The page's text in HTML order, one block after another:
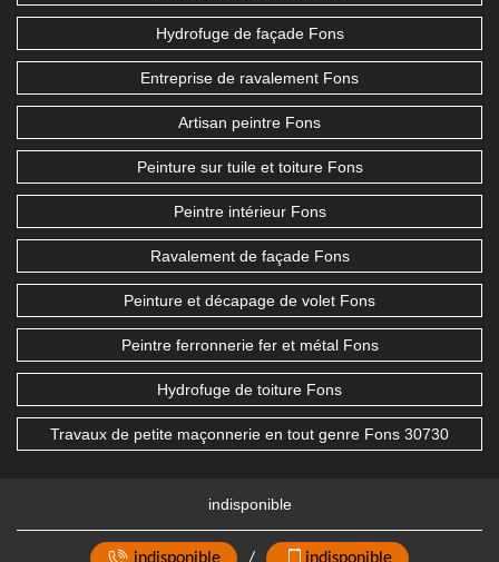
Hydrofuge de façade Fons
Entreprise de ravalement Fons
Artisan peintre Fons
Peinture sur tuile et toiture Fons
Peintre intérieur Fons
Ravalement de façade Fons
Peinture et décapage de volet Fons
Peintre ferronnerie fer et métal Fons
Hydrofuge de toiture Fons
Travaux de petite maçonnerie en tout genre Fons 30730
indisponible